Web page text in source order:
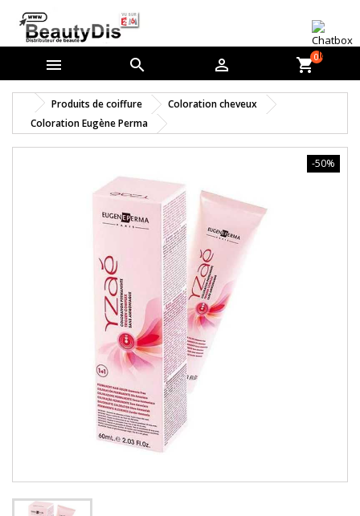
   shopping_cart0
Produits de coiffure
Coloration cheveux
Coloration Eugène Perma
-50%